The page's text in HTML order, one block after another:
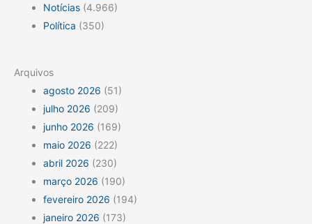
Notícias (4.966)
Política (350)
Arquivos
agosto 2026 (51)
julho 2026 (209)
junho 2026 (169)
maio 2026 (222)
abril 2026 (230)
março 2026 (190)
fevereiro 2026 (194)
janeiro 2026 (173)